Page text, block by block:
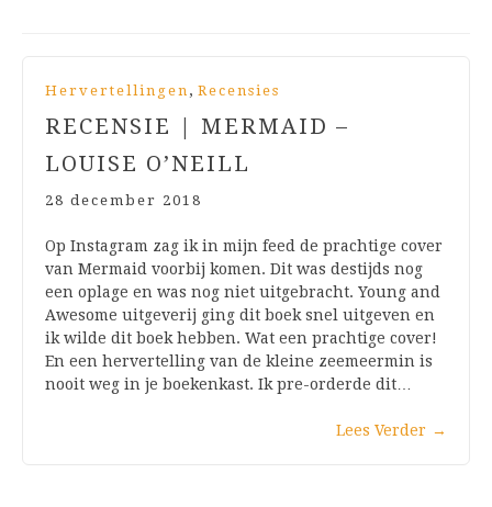
Hervertellingen , Recensies
RECENSIE | MERMAID –
LOUISE O’NEILL
28 december 2018
Op Instagram zag ik in mijn feed de prachtige cover
van Mermaid voorbij komen. Dit was destijds nog
een oplage en was nog niet uitgebracht. Young and
Awesome uitgeverij ging dit boek snel uitgeven en
ik wilde dit boek hebben. Wat een prachtige cover!
En een hervertelling van de kleine zeemeermin is
nooit weg in je boekenkast. Ik pre-orderde dit…
Lees Verder →